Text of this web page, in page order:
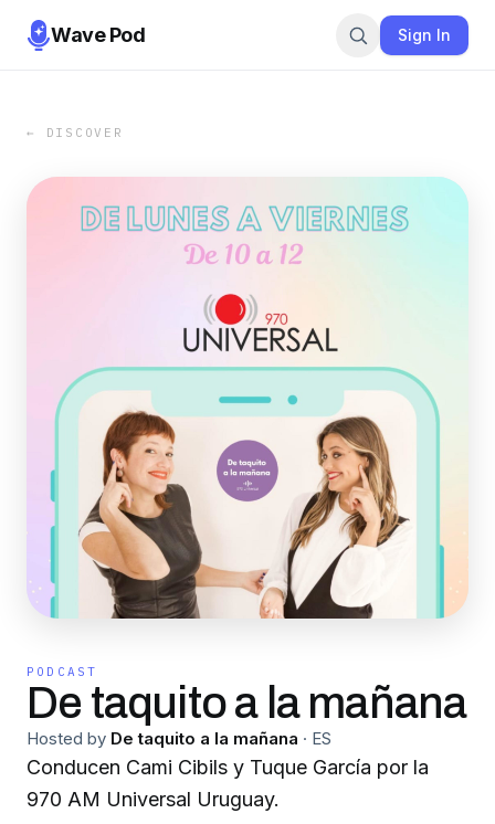
Wave Pod Sign In
← DISCOVER
PODCAST
De taquito a la mañana
Hosted by De taquito a la mañana · ES
Conducen Cami Cibils y Tuque García por la
970 AM Universal Uruguay.